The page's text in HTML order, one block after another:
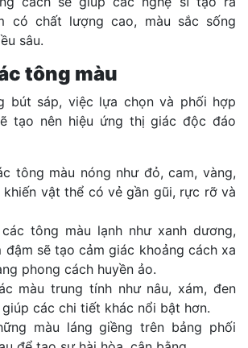
có chất lượng cao, màu sắc sống
sâu.
tông màu
bút sáp, việc lựa chọn và phối hợp
tạo nên hiệu ứng thị giác độc đáo
tông màu nóng như đỏ, cam, vàng,
khiến vật thể có vẻ gần gũi, rực rỡ và
tông màu lạnh như xanh dương,
đậm sẽ tạo cảm giác khoảng cách xa
phong cách huyền ảo.
màu trung tính như nâu, xám, đen
giúp các chi tiết khác nổi bật hơn.
màu láng giềng trên bảng phối